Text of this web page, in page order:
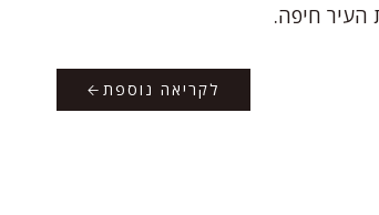
העיר חיפה.
לקריאה נוספת